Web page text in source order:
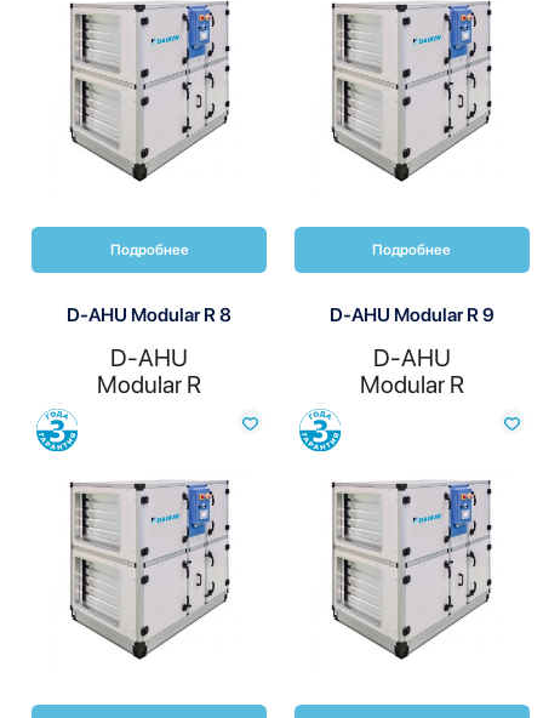
Сравнить
Подробнее
Сравнить
Подробнее
D-AHU Modular R 8
D-AHU
Modular R
Сравнить
D-AHU Modular R 9
D-AHU
Modular R
Сравнить